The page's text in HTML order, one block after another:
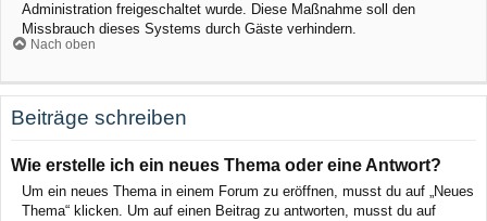
Administration freigeschaltet wurde. Diese Maßnahme soll den
Missbrauch dieses Systems durch Gäste verhindern.
Nach oben
Beiträge schreiben
Wie erstelle ich ein neues Thema oder eine Antwort?
Um ein neues Thema in einem Forum zu eröffnen, musst du auf „Neues
Thema“ klicken. Um auf einen Beitrag zu antworten, musst du auf